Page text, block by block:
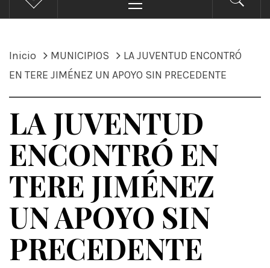
principal
Inicio MUNICIPIOS
LA JUVENTUD ENCONTRÓ
EN TERE JIMÉNEZ UN APOYO SIN PRECEDENTE
LA JUVENTUD
ENCONTRÓ EN
TERE JIMÉNEZ
UN APOYO SIN
PRECEDENTE